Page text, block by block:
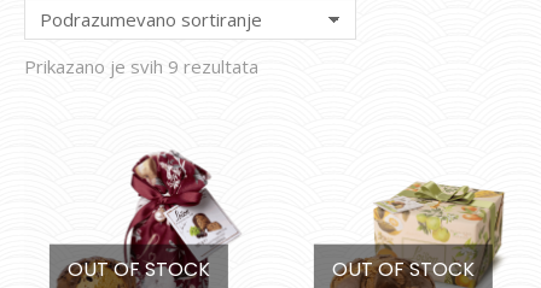
Prikazano je svih 9 rezultata
OUT OF STOCK OUT OF STOCK